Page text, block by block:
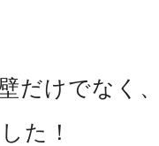
だけでなく
た！